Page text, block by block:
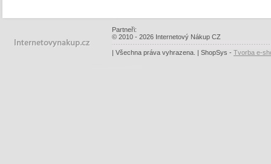
Partneři:
© 2010 - 2026 Internetový Nákup CZ
| Všechna práva vyhrazena. | ShopSys - Tvorba e-